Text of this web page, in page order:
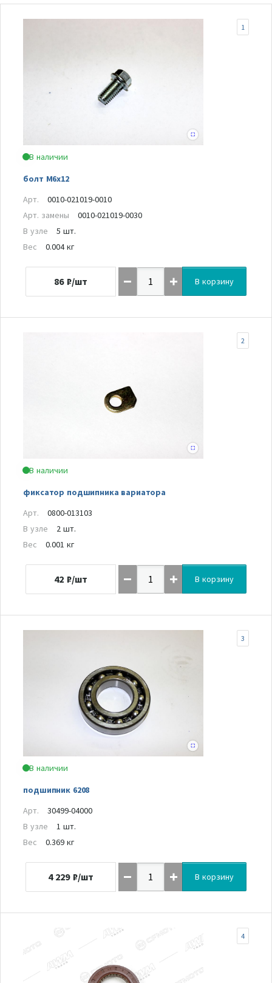
В наличии
болт M6х12
1
Арт.
0010-021019-0010
Арт. замены
0010-021019-0030
В узле
5 шт.
Вес
0.004 кг
86 ₽/шт В корзину
В наличии
фиксатор подшипника вариатора
2
Арт.
0800-013103
В узле
2 шт.
Вес
0.001 кг
42 ₽/шт В корзину
В наличии
подшипник 6208
3
Арт.
30499-04000
В узле
1 шт.
Вес
0.369 кг
4 229 ₽/шт В корзину
4